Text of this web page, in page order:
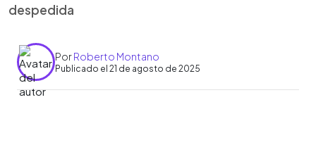
despedida
PorRoberto Montano
Publicado el 21 de agosto de 2025